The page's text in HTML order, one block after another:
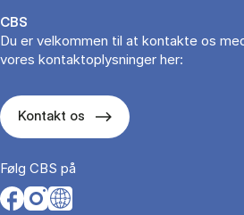
CBS
Du er velkommen til at kontakte os
vores kontaktoplysninger her:
Kontakt os
Følg CBS på
Opens in a new tab
Opens in a new tab
Opens in a new tab